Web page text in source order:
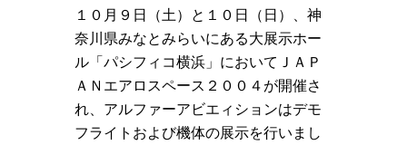
１０月９日（土）と１０日（日）、神
奈川県みなとみらいにある大展示ホー
ル「パシフィコ横浜」においてＪＡＰ
ＡＮエアロスペース２００４が開催さ
れ、アルファーアビエィションはデモ
フライトおよび機体の展示を行いまし